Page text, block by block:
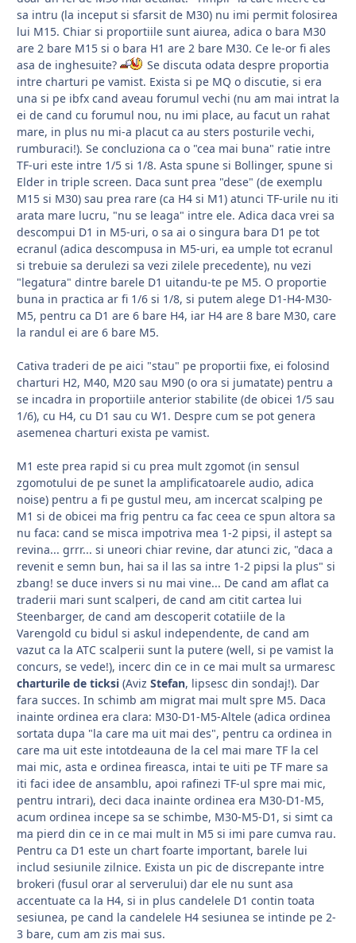
sa intru (la inceput si sfarsit de M30) nu imi permit folosirea
lui M15. Chiar si proportiile sunt aiurea, adica o bara M30
are 2 bare M15 si o bara H1 are 2 bare M30. Ce le-or fi ales
asa de inghesuite?
Se discuta odata despre proportia
intre charturi pe vamist. Exista si pe MQ o discutie, si era
una si pe ibfx cand aveau forumul vechi (nu am mai intrat la
ei de cand cu forumul nou, nu imi place, au facut un rahat
mare, in plus nu mi-a placut ca au sters posturile vechi,
rumburaci!). Se concluziona ca o "cea mai buna" ratie intre
TF-uri este intre 1/5 si 1/8. Asta spune si Bollinger, spune si
Elder in triple screen. Daca sunt prea "dese" (de exemplu
M15 si M30) sau prea rare (ca H4 si M1) atunci TF-urile nu iti
arata mare lucru, "nu se leaga" intre ele. Adica daca vrei sa
descompui D1 in M5-uri, o sa ai o singura bara D1 pe tot
ecranul (adica descompusa in M5-uri, ea umple tot ecranul
si trebuie sa derulezi sa vezi zilele precedente), nu vezi
"legatura" dintre barele D1 uitandu-te pe M5. O proportie
buna in practica ar fi 1/6 si 1/8, si putem alege D1-H4-M30-
M5, pentru ca D1 are 6 bare H4, iar H4 are 8 bare M30, care
la randul ei are 6 bare M5.
Cativa traderi de pe aici "stau" pe proportii fixe, ei folosind
charturi H2, M40, M20 sau M90 (o ora si jumatate) pentru a
se incadra in proportiile anterior stabilite (de obicei 1/5 sau
1/6), cu H4, cu D1 sau cu W1. Despre cum se pot genera
asemenea charturi exista pe vamist.
M1 este prea rapid si cu prea mult zgomot (in sensul
zgomotului de pe sunet la amplificatoarele audio, adica
noise) pentru a fi pe gustul meu, am incercat scalping pe
M1 si de obicei ma frig pentru ca fac ceea ce spun altora sa
nu faca: cand se misca impotriva mea 1-2 pipsi, il astept sa
revina... grrr... si uneori chiar revine, dar atunci zic, "daca a
revenit e semn bun, hai sa il las sa intre 1-2 pipsi la plus" si
zbang! se duce invers si nu mai vine... De cand am aflat ca
traderii mari sunt scalperi, de cand am citit cartea lui
Steenbarger, de cand am descoperit cotatiile de la
Varengold cu bidul si askul independente, de cand am
vazut ca la ATC scalperii sunt la putere (well, si pe vamist la
concurs, se vede!), incerc din ce in ce mai mult sa urmaresc
charturile de ticksi (Aviz Stefan, lipsesc din sondaj!). Dar
fara succes. In schimb am migrat mai mult spre M5. Daca
inainte ordinea era clara: M30-D1-M5-Altele (adica ordinea
sortata dupa "la care ma uit mai des", pentru ca ordinea in
care ma uit este intotdeauna de la cel mai mare TF la cel
mai mic, asta e ordinea fireasca, intai te uiti pe TF mare sa
iti faci idee de ansamblu, apoi rafinezi TF-ul spre mai mic,
pentru intrari), deci daca inainte ordinea era M30-D1-M5,
acum ordinea incepe sa se schimbe, M30-M5-D1, si simt ca
ma pierd din ce in ce mai mult in M5 si imi pare cumva rau.
Pentru ca D1 este un chart foarte important, barele lui
includ sesiunile zilnice. Exista un pic de discrepante intre
brokeri (fusul orar al serverului) dar ele nu sunt asa
accentuate ca la H4, si in plus candelele D1 contin toata
sesiunea, pe cand la candelele H4 sesiunea se intinde pe 2-
3 bare, cum am zis mai sus.